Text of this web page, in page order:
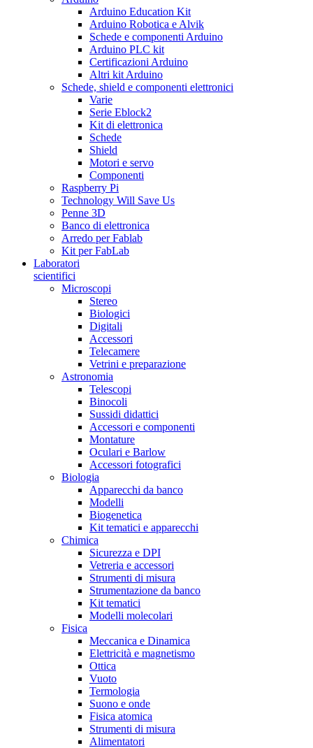
Arduino Education Kit
Arduino Robotica e Alvik
Schede e componenti Arduino
Arduino PLC kit
Certificazioni Arduino
Altri kit Arduino
Schede, shield e componenti elettronici
Varie
Serie Eblock2
Kit di elettronica
Schede
Shield
Motori e servo
Componenti
Raspberry Pi
Technology Will Save Us
Penne 3D
Banco di elettronica
Arredo per Fablab
Kit per FabLab
Laboratori
scientifici
Microscopi
Stereo
Biologici
Digitali
Accessori
Telecamere
Vetrini e preparazione
Astronomia
Telescopi
Binocoli
Sussidi didattici
Accessori e componenti
Montature
Oculari e Barlow
Accessori fotografici
Biologia
Apparecchi da banco
Modelli
Biogenetica
Kit tematici e apparecchi
Chimica
Sicurezza e DPI
Vetreria e accessori
Strumenti di misura
Strumentazione da banco
Kit tematici
Modelli molecolari
Fisica
Meccanica e Dinamica
Elettricità e magnetismo
Ottica
Vuoto
Termologia
Suono e onde
Fisica atomica
Strumenti di misura
Alimentatori